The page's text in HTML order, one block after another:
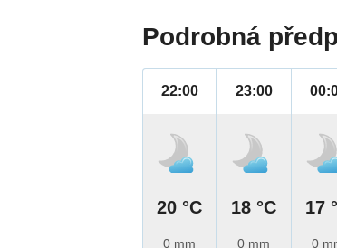
Podrobná
22:00
20 °C
0 mm
23:00
18 °C
0 mm
17
0